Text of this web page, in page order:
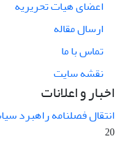
اعضای هیات تحریریه
ارسال مقاله
تماس با ما
نقشه سایت
اخبار و اعلانات
انتقال فصلنامه راهبرد
20